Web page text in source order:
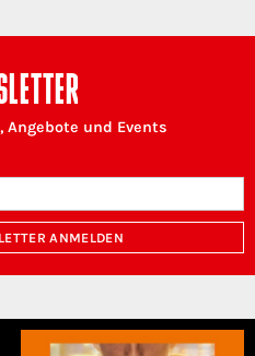
und Events
ANMELDEN